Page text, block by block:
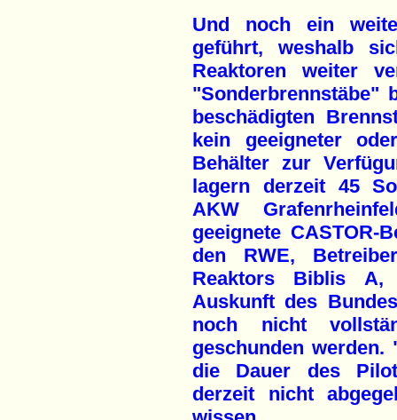
Und noch ein
geführt, weshalb
Reaktoren weiter
"Sonderbrennstäbe"
beschädigten
kein geeigneter
Behälter zur
lagern derzeit 45
AKW
geeignete CASTOR-
den RWE,
Reaktors Biblis
Auskunft des
noch nicht
geschunden werden.
die Dauer des
derzeit nicht